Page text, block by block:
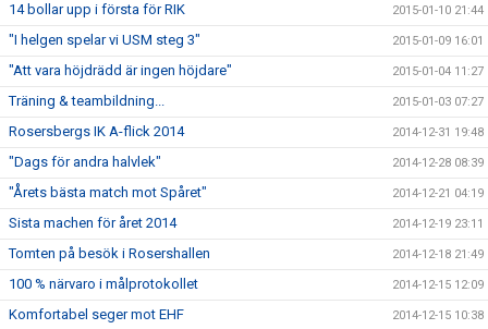
14 bollar upp i första för RIK 2015-01-10 21:44
"I helgen spelar vi USM steg 3" 2015-01-09 16:01
"Att vara höjdrädd är ingen höjdare" 2015-01-04 11:27
Träning & teambildning... 2015-01-03 07:27
Rosersbergs IK A-flick 2014 2014-12-31 19:48
"Dags för andra halvlek" 2014-12-28 08:39
"Årets bästa match mot Spåret" 2014-12-21 04:19
Sista machen för året 2014 2014-12-19 23:11
Tomten på besök i Rosershallen 2014-12-18 21:49
100 % närvaro i målprotokollet 2014-12-15 12:09
Komfortabel seger mot EHF 2014-12-15 10:38